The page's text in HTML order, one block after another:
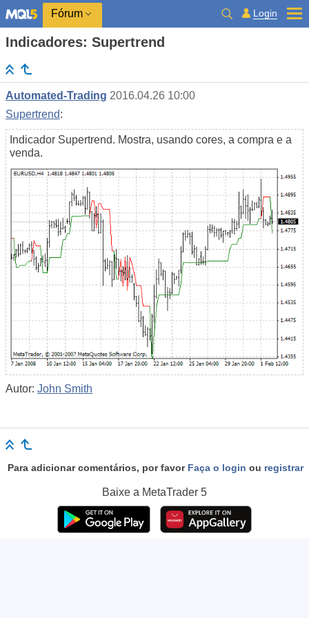
Fórum Login
Indicadores: Supertrend
Automated-Trading 2016.04.26 10:00
Supertrend:
Indicador Supertrend. Mostra, usando cores, a compra e a
venda.
Autor: John Smith
Para adicionar comentários, por favor Faça o login ou registrar
Baixe a MetaTrader 5